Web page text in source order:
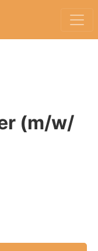
(m/w/